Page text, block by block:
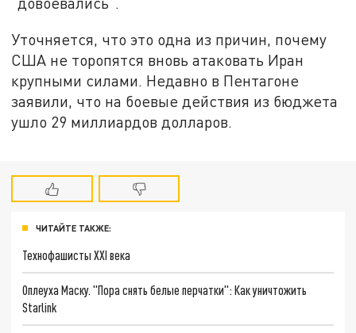
Уточняется, что это одна из причин, почему
США не торопятся вновь атаковать Иран
крупными силами. Недавно в Пентагоне
заявили, что на боевые действия из бюджета
ушло 29 миллиардов долларов.
ЧИТАЙТЕ ТАКЖЕ:
Технофашисты XXI века
Оплеуха Маску. "Пора снять белые перчатки": Как уничтожить
Starlink